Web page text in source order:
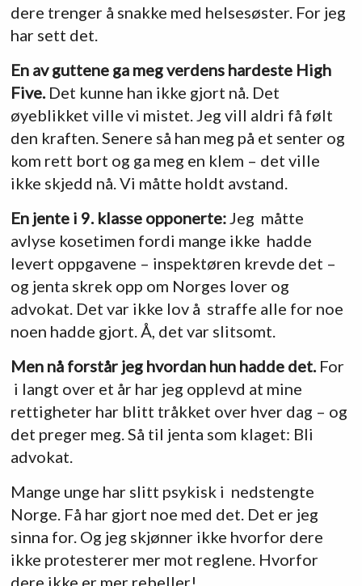
dere trenger å snakke med helsesøster. For jeg
har sett det.
En av guttene ga meg verdens hardeste High
Five.Det kunne han ikke gjort nå. Det
øyeblikket ville vi mistet. Jeg vill aldri få følt
den kraften. Senere så han meg på et senter og
kom rett bort og ga meg en klem – det ville
ikke skjedd nå. Vi måtte holdt avstand.
En jente i 9. klasse opponerte:Jeg måtte
avlyse kosetimen fordi mange ikke hadde
levert oppgavene – inspektøren krevde det –
og jenta skrek opp om Norges lover og
advokat. Det var ikke lov å straffe alle for noe
noen hadde gjort. Å, det var slitsomt.
Men nå forstår jeg hvordan hun hadde det.For
i langt over et år har jeg opplevd at mine
rettigheter har blitt tråkket over hver dag – og
det preger meg. Så til jenta som klaget: Bli
advokat.
Mange unge har slitt psykisk i nedstengte
Norge. Få har gjort noe med det. Det er jeg
sinna for. Og jeg skjønner ikke hvorfor dere
ikke protesterer mer mot reglene. Hvorfor